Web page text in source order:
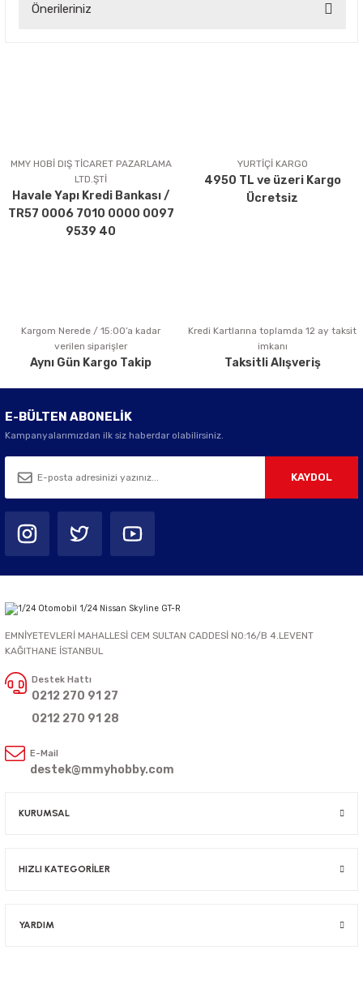
Önerileriniz
Ürün açıklamasında eksik bilgiler bulunuyor.
Ürün bilgilerinde hatalar bulunuyor.
Ürün fiyatı diğer sitelerden daha pahalı.
Bu ürüne benzer farklı alternatifler olmalı.
Gönder
MMY HOBİ DIŞ TİCARET PAZARLAMA
LTD.ŞTİ
Havale Yapı Kredi Bankası /
TR57 0006 7010 0000 0097
9539 40
YURTİÇİ KARGO
4950 TL ve üzeri Kargo
Ücretsiz
Kargom Nerede / 15:00’a kadar
verilen siparişler
Aynı Gün Kargo Takip
Kredi Kartlarına toplamda 12 ay taksit
imkanı
Taksitli Alışveriş
E-BÜLTEN ABONELİK
Kampanyalarımızdan ilk siz haberdar olabilirsiniz.
KAYDOL
EMNİYETEVLERİ MAHALLESİ CEM SULTAN CADDESİ NO:16/B 4.LEVENT
KAĞITHANE İSTANBUL
Destek Hattı
0212 270 91 27
0212 270 91 28
E-Mail
destek@mmyhobby.com
KURUMSAL
HIZLI KATEGORİLER
YARDIM